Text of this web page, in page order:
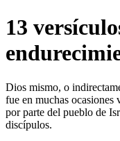
13
Dios mismo, o
fue en muchas ocasiones
por parte del pueblo de
discípulos.